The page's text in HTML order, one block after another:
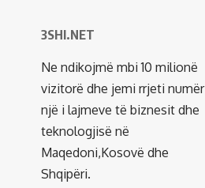
3SHI.NET
Ne ndikojmë mbi 10 milionë
vizitorë dhe jemi rrjeti numër
një i lajmeve të biznesit dhe
teknologjisë në
Maqedoni,Kosovë dhe
Shqipëri.